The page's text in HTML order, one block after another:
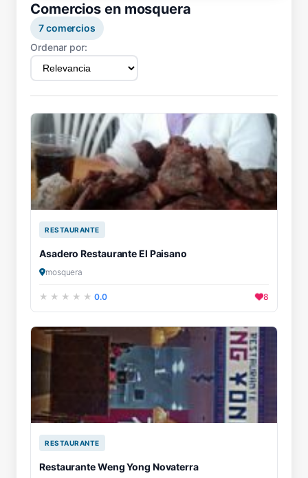
Comercios en mosquera
7comercios
Ordenar por:
RESTAURANTE
Asadero Restaurante El Paisano
mosquera
0.0 8
RESTAURANTE
Restaurante Weng Yong Novaterra